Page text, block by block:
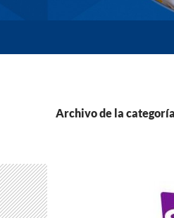
Archivo de la